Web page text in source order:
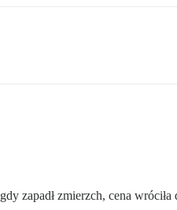
zapadł zmierzch, cena